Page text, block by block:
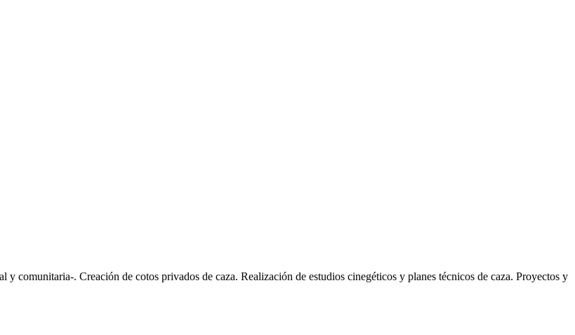
y comunitaria-. Creación de cotos privados de caza. Realización de estudios cinegéticos y planes técnicos de caza. Proyectos y